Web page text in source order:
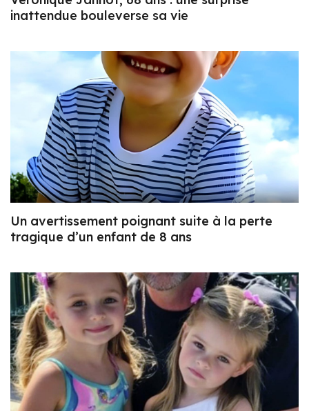
inattendue bouleverse sa vie
Un avertissement poignant suite à la perte
tragique d’un enfant de 8 ans